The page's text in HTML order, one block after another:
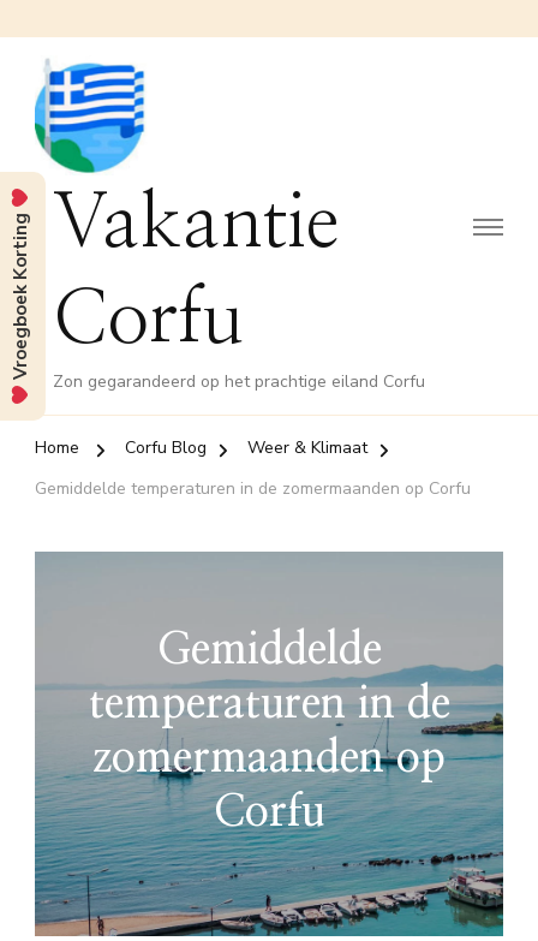
Vakantie
Corfu
Zon gegarandeerd op het prachtige eiland Corfu
Home Corfu Blog
Weer & Klimaat
Gemiddelde temperaturen in de zomermaanden op Corfu
Gemiddelde
temperaturen in de
zomermaanden op
Corfu
Vroegboek Korting